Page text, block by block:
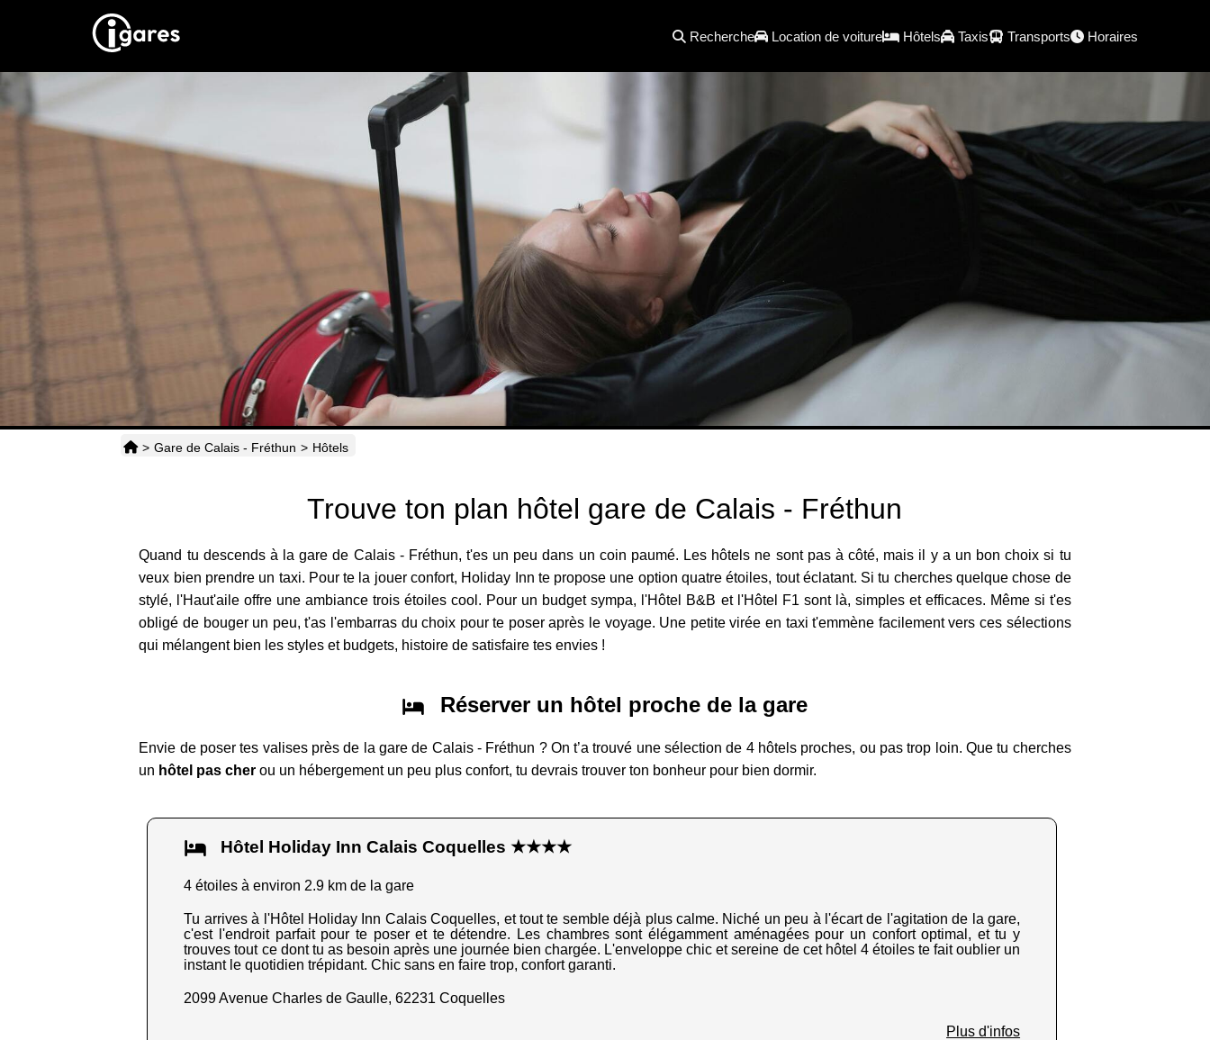
Recherche Location de voiture Hôtels Taxis Transports Horaires
> Gare de Calais - Fréthun > Hôtels
Trouve ton plan hôtel gare de Calais - Fréthun
Quand tu descends à la gare de Calais - Fréthun, t'es un peu dans un coin paumé. Les hôtels ne sont pas à côté, mais il y a un bon choix si tu
veux bien prendre un taxi. Pour te la jouer confort, Holiday Inn te propose une option quatre étoiles, tout éclatant. Si tu cherches quelque chose de
stylé, l'Haut'aile offre une ambiance trois étoiles cool. Pour un budget sympa, l'Hôtel B&B et l'Hôtel F1 sont là, simples et efficaces. Même si t'es
obligé de bouger un peu, t'as l'embarras du choix pour te poser après le voyage. Une petite virée en taxi t'emmène facilement vers ces sélections
qui mélangent bien les styles et budgets, histoire de satisfaire tes envies !
Réserver un hôtel proche de la gare
Envie de poser tes valises près de la gare de Calais - Fréthun ? On t’a trouvé une sélection de 4 hôtels proches, ou pas trop loin. Que tu cherches
un hôtel pas cher ou un hébergement un peu plus confort, tu devrais trouver ton bonheur pour bien dormir.
Hôtel Holiday Inn Calais Coquelles ★★★★
4 étoiles à environ 2.9 km de la gare
Tu arrives à l'Hôtel Holiday Inn Calais Coquelles, et tout te semble déjà plus calme. Niché un peu à l'écart de l'agitation de la gare,
c'est l'endroit parfait pour te poser et te détendre. Les chambres sont élégamment aménagées pour un confort optimal, et tu y
trouves tout ce dont tu as besoin après une journée bien chargée. L'enveloppe chic et sereine de cet hôtel 4 étoiles te fait oublier un
instant le quotidien trépidant. Chic sans en faire trop, confort garanti.
2099 Avenue Charles de Gaulle, 62231 Coquelles
Plus d'infos